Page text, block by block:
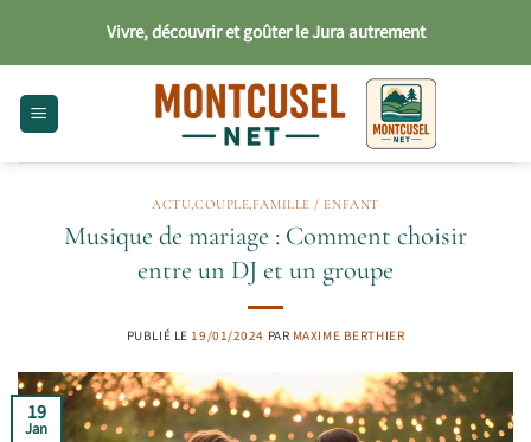
contenu
Vivre, découvrir et goûter le Jura autrement
ACTU,COUPLE,FAMILLE / ENFANT
Musique de mariage : Comment choisir
entre un DJ et un groupe
PUBLIÉ LE 19/01/2024 PAR MAXIME BERTHIER
19
Jan